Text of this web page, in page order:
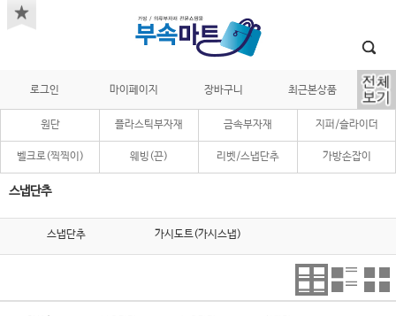
로그인 마이페이지 장바구니 최근본상품
원단 플라스틱부자재 금속부자재 지퍼/슬라이더
벨크로(찍찍이) 웨빙(끈) 리벳/스냅단추 가방손잡이
스냅단추
스냅단추 가시도트(가시스냅)